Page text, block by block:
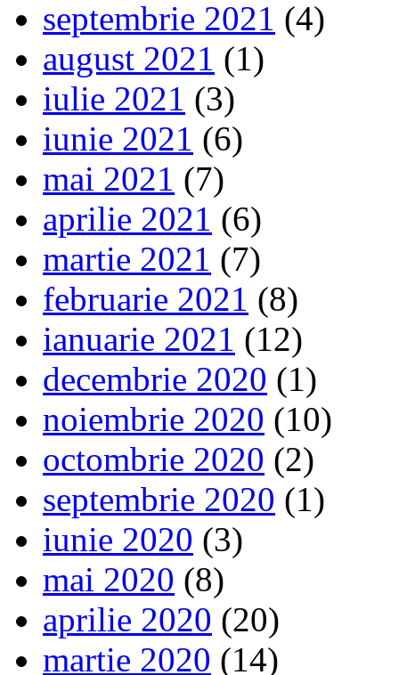
septembrie 2021 (4)
august 2021 (1)
iulie 2021 (3)
iunie 2021 (6)
mai 2021 (7)
aprilie 2021 (6)
martie 2021 (7)
februarie 2021 (8)
ianuarie 2021 (12)
decembrie 2020 (1)
noiembrie 2020 (10)
octombrie 2020 (2)
septembrie 2020 (1)
iunie 2020 (3)
mai 2020 (8)
aprilie 2020 (20)
martie 2020 (14)